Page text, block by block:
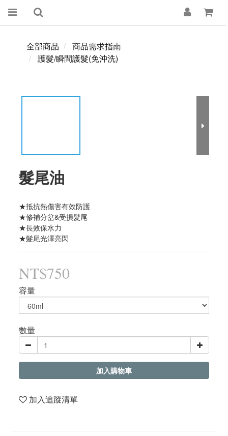
全部商品
商品需求指南
護髮/瞬間護髮(免沖洗)
髮尾油
★抵抗熱傷害有效防護
★修補分岔&受損髮尾
★長效保水力
★髮尾光澤亮閃
NT$750
容量
數量
加入購物車
加入追蹤清單